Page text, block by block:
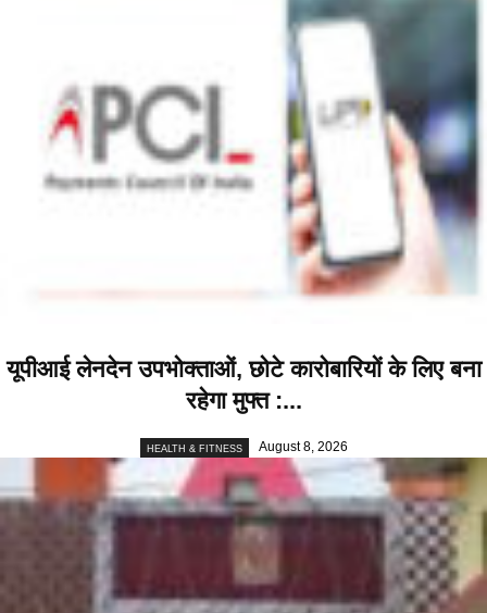
यूपीआई लेनदेन उपभोक्ताओं, छोटे कारोबारियों के लिए बना
रहेगा मुफ्त :...
HEALTH & FITNESS August 8, 2026